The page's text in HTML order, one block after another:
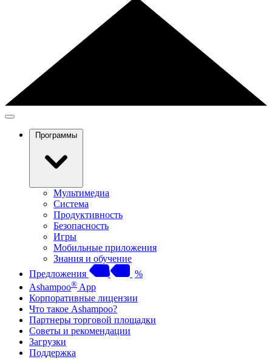
Программы
Мультимедиа
Система
Продуктивность
Безопасность
Игры
Мобильные приложения
Знания и обучение
Предложения
%
Ashampoo® App
Корпоративные лицензии
Что такое Ashampoo?
Партнеры торговой площадки
Советы и рекомендации
Загрузки
Поддержка